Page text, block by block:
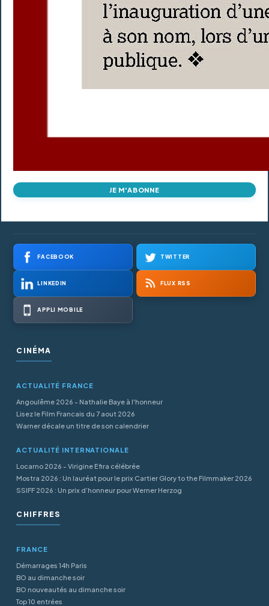
JE M'ABONNE
FACEBOOK TWITTER
LINKEDIN FLUX RSS
APPLI MOBILE
CINÉMA
ACTUALITÉ FRANCE
Angoulême 2026 - Nathalie Baye à l'honneur
Lisez le Film Francais du 7 aout 2026
Warner décale un titre de son calendrier
ACTUALITÉ INTERNATIONALE
Locarno 2026 - Virigine Efira célébrée
Mostra 2026 : Un lauréat pour le prix Cartier Glory to the Filmmaker 2026
SSIFF 2026 : Un prix d’honneur pour Werner Herzog
CHIFFRES
FRANCE
Démarrages 14h Paris
BO au dimanche soir
BO nouveautés au dimanche soir
Top 10 entrées